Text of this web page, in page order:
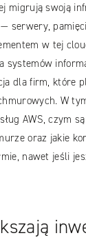
migrują swoją
serwery,
w tej
systemów
dla firm, które
W
AWS, czym
oraz jakie
nawet jeśli